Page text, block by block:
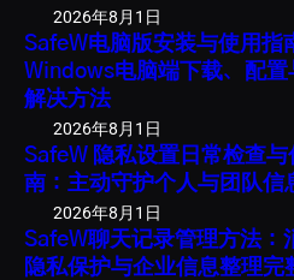
2026年8月1日
SafeW电脑版安装与使用指
Windows电脑端下载、配置
解决方法
2026年8月1日
SafeW 隐私设置日常检查
南：主动守护个人与团队信
2026年8月1日
SafeW聊天记录管理方法：
隐私保护与企业信息整理完